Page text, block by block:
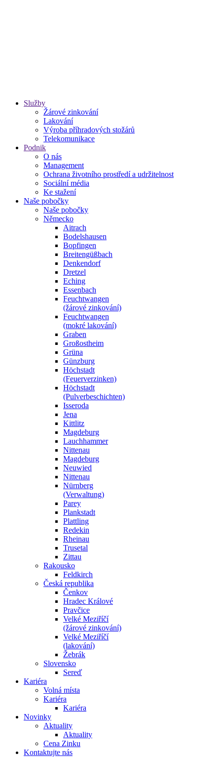
Služby
Žárové zinkování
Lakování
Výroba příhradových stožárů
Telekomunikace
Podnik
O nás
Management
Ochrana životního prostředí a udržitelnost
Sociální média
Ke stažení
Naše pobočky
Naše pobočky
Německo
Aitrach
Bodelshausen
Bopfingen
Breitengüßbach
Denkendorf
Dretzel
Eching
Essenbach
Feuchtwangen
(žárové zinkování)
Feuchtwangen
(mokré lakování)
Graben
Großostheim
Grüna
Günzburg
Höchstadt
(Feuerverzinken)
Höchstadt
(Pulverbeschichten)
Isseroda
Jena
Kittlitz
Magdeburg
Lauchhammer
Nittenau
Magdeburg
Neuwied
Nittenau
Nürnberg
(Verwaltung)
Parey
Plankstadt
Plattling
Redekin
Rheinau
Trusetal
Zittau
Rakousko
Feldkirch
Česká republika
Čenkov
Hradec Králové
Pravčice
Velké Meziříčí
(žárové zinkování)
Velké Meziříčí
(lakování)
Žebrák
Slovensko
Sereď
Kariéra
Volná místa
Kariéra
Kariéra
Novinky
Aktuality
Aktuality
Cena Zinku
Kontaktujte nás